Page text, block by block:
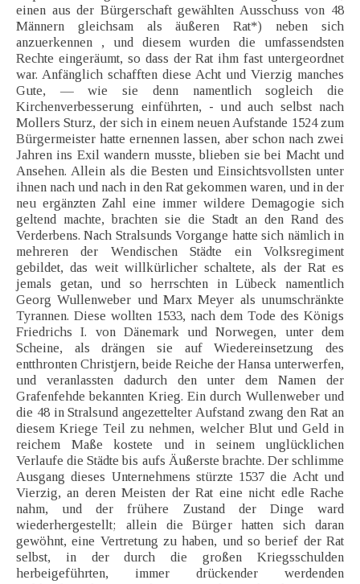
einen aus der Bürgerschaft gewählten Ausschuss von 48
Männern gleichsam als äußeren Rat*) neben sich
anzuerkennen , und diesem wurden die umfassendsten
Rechte eingeräumt, so dass der Rat ihm fast untergeordnet
war. Anfänglich schafften diese Acht und Vierzig manches
Gute, — wie sie denn namentlich sogleich die
Kirchenverbesserung einführten, - und auch selbst nach
Mollers Sturz, der sich in einem neuen Aufstande 1524 zum
Bürgermeister hatte ernennen lassen, aber schon nach zwei
Jahren ins Exil wandern musste, blieben sie bei Macht und
Ansehen. Allein als die Besten und Einsichtsvollsten unter
ihnen nach und nach in den Rat gekommen waren, und in der
neu ergänzten Zahl eine immer wildere Demagogie sich
geltend machte, brachten sie die Stadt an den Rand des
Verderbens. Nach Stralsunds Vorgange hatte sich nämlich in
mehreren der Wendischen Städte ein Volksregiment
gebildet, das weit willkürlicher schaltete, als der Rat es
jemals getan, und so herrschten in Lübeck namentlich
Georg Wullenweber und Marx Meyer als unumschränkte
Tyrannen. Diese wollten 1533, nach dem Tode des Königs
Friedrichs I. von Dänemark und Norwegen, unter dem
Scheine, als drängen sie auf Wiedereinsetzung des
entthronten Christjern, beide Reiche der Hansa unterwerfen,
und veranlassten dadurch den unter dem Namen der
Grafenfehde bekannten Krieg. Ein durch Wullenweber und
die 48 in Stralsund angezettelter Aufstand zwang den Rat an
diesem Kriege Teil zu nehmen, welcher Blut und Geld in
reichem Maße kostete und in seinem unglücklichen
Verlaufe die Städte bis aufs Äußerste brachte. Der schlimme
Ausgang dieses Unternehmens stürzte 1537 die Acht und
Vierzig, an deren Meisten der Rat eine nicht edle Rache
nahm, und der frühere Zustand der Dinge ward
wiederhergestellt; allein die Bürger hatten sich daran
gewöhnt, eine Vertretung zu haben, und so berief der Rat
selbst, in der durch die großen Kriegsschulden
herbeigeführten, immer drückender werdenden